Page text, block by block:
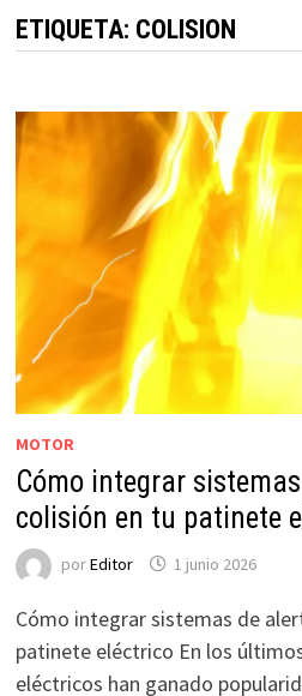
ETIQUETA: COLISION
MOTOR
Cómo integrar
colisión en tu patinete
porEditor 1 junio 2026
Cómo integrar sistemas de
patinete eléctrico En los
eléctricos han ganado